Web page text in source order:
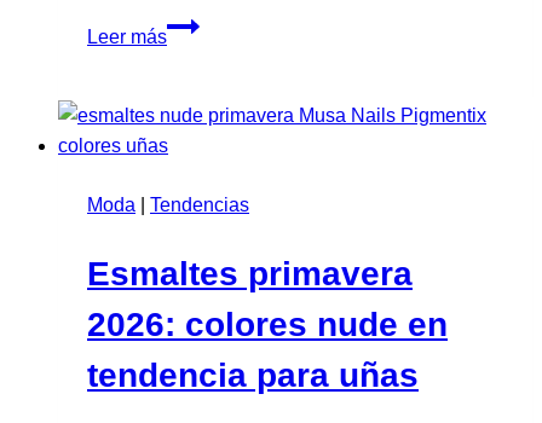
Leer más
Esmalte
colección
Candy
Moda
Tendencias
Esmaltes primavera
2026: colores nude en
tendencia para uñas